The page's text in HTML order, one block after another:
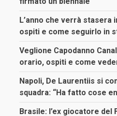
L’anno che verrà stasera
ospiti e come seguirlo in
Veglione Capodanno
orario, ospiti e come
Napoli, De Laurentiis si
squadra: “Ha fatto cose
Brasile: l’ex giocatore del